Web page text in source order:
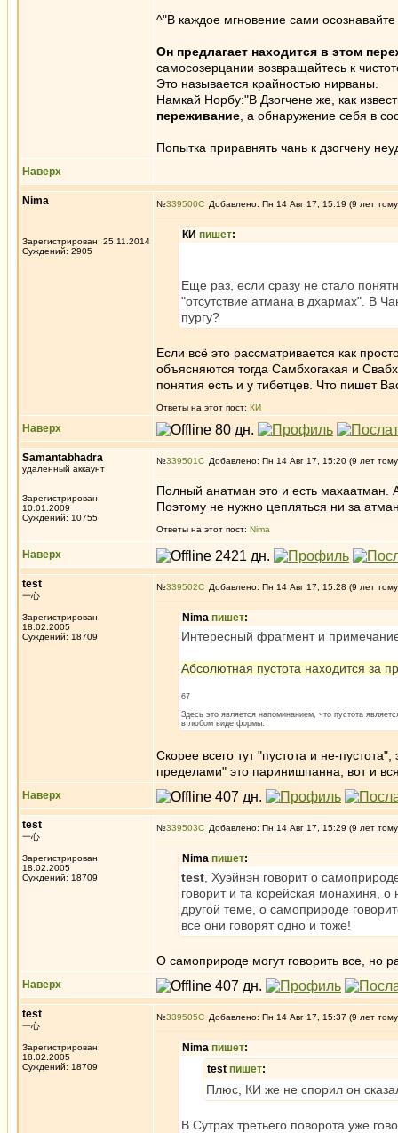
^"В каждое мгновение сами
Он предлагает находится в этом
самосозерцании возвращайтесь к
Это называется крайностью нирваны.
Намкай Норбу:"В Дзогчене же, как
переживание , а обнаружение себя в
Попытка приравнять чань к дзогчену
Наверх
Nima
Зарегистрирован: 25.11.2014
Суждений: 2905
№339500 Добавлено: Пн 14 Авг 17, 15:19 (9 лет
КИ пишет:
Еще раз, если сразу не стало
"отсутствие атмана в дхармах". В
пургу?
Если всё это рассматривается как
объясняются тогда Самбхогакая и
понятия есть и у тибетцев. Что пишет
Ответы на этот пост: КИ
Наверх
Samantabhadra
удаленный аккаунт
Зарегистрирован:
10.01.2009
Суждений: 10755
№339501 Добавлено: Пн 14 Авг 17, 15:20 (9 лет
Полный анатман это и есть махаатман.
Поэтому не нужно цепляться ни за
Ответы на этот пост: Nima
Наверх
test
一心
Зарегистрирован:
18.02.2005
Суждений: 18709
№339502 Добавлено: Пн 14 Авг 17, 15:28 (9 лет
Nima пишет:
Интересный фрагмент и
Абсолютная пустота находится за
67
Здесь это является напоминанием, что пустота
в любом виде формы.
Скорее всего тут "пустота и не-
пределами" это паринишпанна, вот и
Наверх
test
一心
Зарегистрирован:
18.02.2005
Суждений: 18709
№339503 Добавлено: Пн 14 Авг 17, 15:29 (9 лет
Nima пишет:
test , Хуэйнэн говорит о
говорит и та корейская монахиня, о
другой теме, о самоприроде
все они говорят одно и тоже!
О самоприроде могут говорить все, но
Наверх
test
一心
Зарегистрирован:
18.02.2005
Суждений: 18709
№339505 Добавлено: Пн 14 Авг 17, 15:37 (9 лет
Nima пишет:
test пишет:
Плюс, КИ же не спорил он
В Сутрах третьего поворота уже